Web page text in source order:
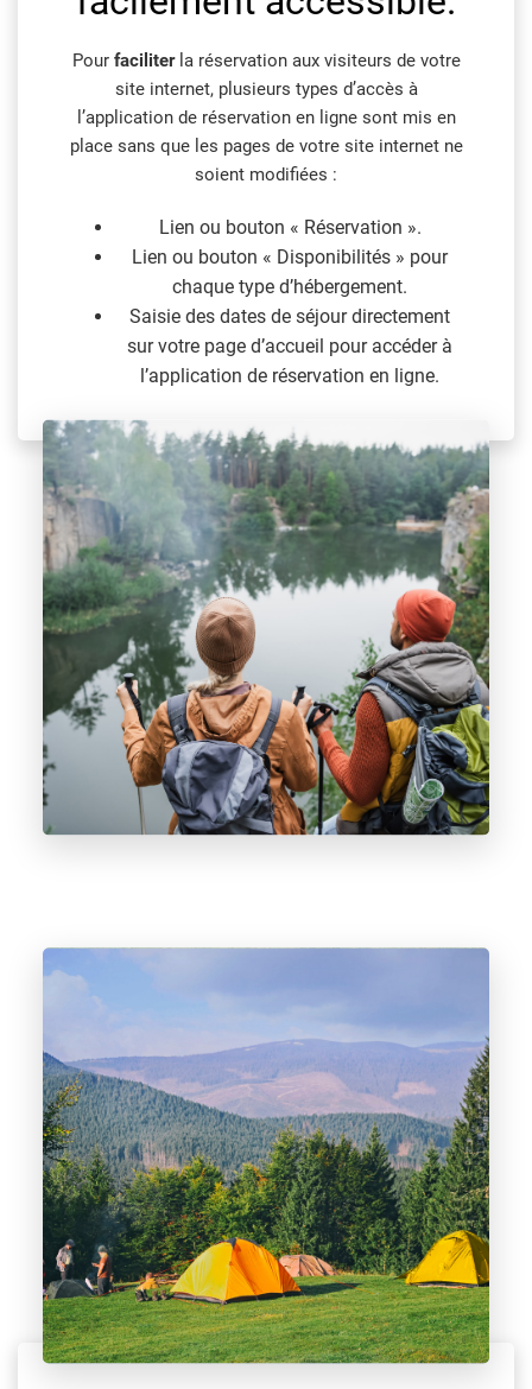
Pour faciliterla réservation aux visiteurs de votre
site internet, plusieurs types d’accès à
l’application de réservation en ligne sont mis en
place sans que les pages de votre site internet ne
soient modifiées :
Lien ou bouton « Réservation ».
Lien ou bouton « Disponibilités » pour
chaque type d’hébergement.
Saisie des dates de séjour directement
sur votre page d’accueil pour accéder à
l’application de réservation en ligne.